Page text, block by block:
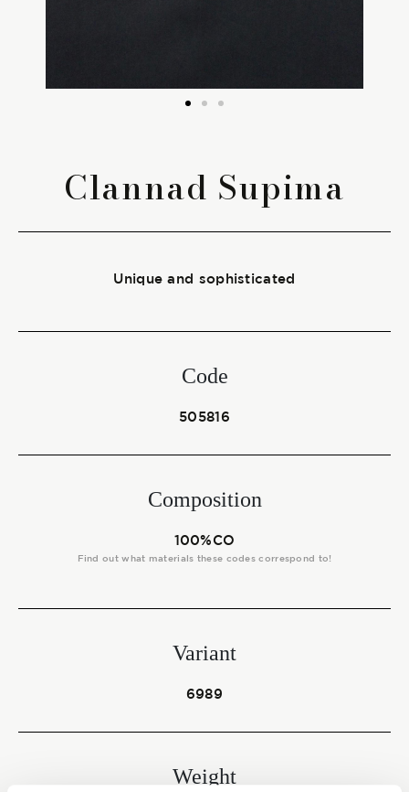
Clannad Supima
Unique and sophisticated
Code
505816
Composition
100%CO
Find out what materials these codes correspond to!
Variant
6989
Weight
SUSTAINABILITY
UpCycle
Certifications
Start together
NEWS